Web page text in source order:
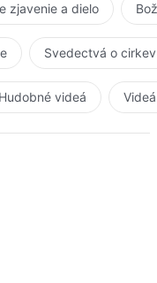
zjavenie a dielo
Svedectvá o
Hudobné videá